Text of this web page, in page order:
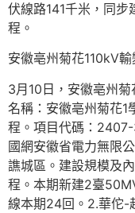
伏線路141千米，同
程。
安徽亳州菊花110kV
3月10日，安徽亳州
名稱：安徽亳州菊花
程。項目代碼：
國網安徽省電力無限
譙城區。建設規模及
程。本期新建2臺
線本期24回。2.華佗-